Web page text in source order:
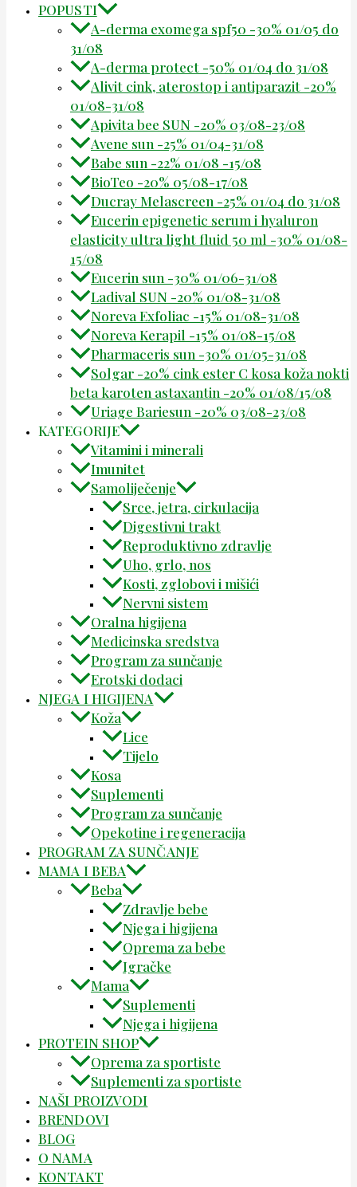
POPUSTI
A-derma exomega spf50 -30% 01/05 do
31/08
A-derma protect -50% 01/04 do 31/08
Alivit cink, aterostop i antiparazit -20%
01/08-31/08
Apivita bee SUN -20% 03/08-23/08
Avene sun -25% 01/04-31/08
Babe sun -22% 01/08 -15/08
BioTeo -20% 05/08-17/08
Ducray Melascreen -25% 01/04 do 31/08
Eucerin epigenetic serum i hyaluron
elasticity ultra light fluid 50 ml -30% 01/08-
15/08
Eucerin sun -30% 01/06-31/08
Ladival SUN -20% 01/08-31/08
Noreva Exfoliac -15% 01/08-31/08
Noreva Kerapil -15% 01/08-15/08
Pharmaceris sun -30% 01/05-31/08
Solgar -20% cink ester C kosa koža nokti
beta karoten astaxantin -20% 01/08/15/08
Uriage Bariesun -20% 03/08-23/08
KATEGORIJE
Vitamini i minerali
Imunitet
Samoliječenje
Srce, jetra, cirkulacija
Digestivni trakt
Reproduktivno zdravlje
Uho, grlo, nos
Kosti, zglobovi i mišići
Nervni sistem
Oralna higijena
Medicinska sredstva
Program za sunčanje
Erotski dodaci
NJEGA I HIGIJENA
Koža
Lice
Tijelo
Kosa
Suplementi
Program za sunčanje
Opekotine i regeneracija
PROGRAM ZA SUNČANJE
MAMA I BEBA
Beba
Zdravlje bebe
Njega i higijena
Oprema za bebe
Igračke
Mama
Suplementi
Njega i higijena
PROTEIN SHOP
Oprema za sportiste
Suplementi za sportiste
NAŠI PROIZVODI
BRENDOVI
BLOG
O NAMA
KONTAKT